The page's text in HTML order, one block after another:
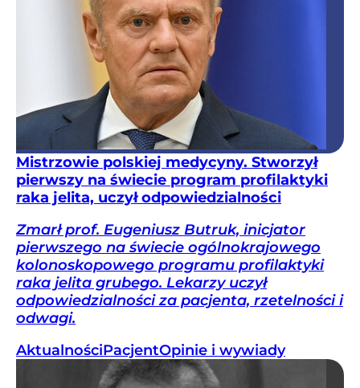
Mistrzowie polskiej medycyny. Stworzył
pierwszy na świecie program profilaktyki
raka jelita, uczył odpowiedzialności
Zmarł prof. Eugeniusz Butruk, inicjator
pierwszego na świecie ogólnokrajowego
kolonoskopowego programu profilaktyki
raka jelita grubego. Lekarzy uczył
odpowiedzialności za pacjenta, rzetelności i
odwagi.
AktualnościPacjentOpinie i wywiady